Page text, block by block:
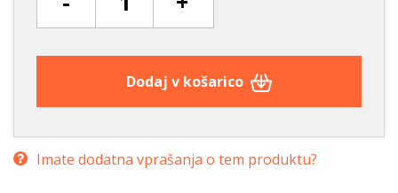
Dodaj v košarico
Imate dodatna vprašanja o tem produktu?